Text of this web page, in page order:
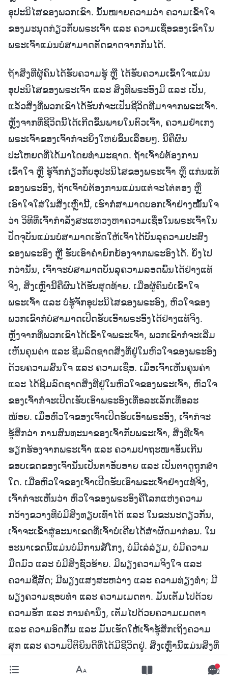
ອຸປະນິໄສຂອງພວກເຂົາ. ນັ້ນໝາຍຄວາມວ່າ ຄວາມເຂົ້າໃຈ
ຂອງມະນຸດກ່ຽວກັບພຣະເຈົ້າ ແລະ ຄວາມເຊື່ອຂອງເຂົາໃນ
ພຣະເຈົ້າແມ່ນບໍ່ສາມາດຕັດຂາດຈາກກັນໄດ້.
ຖ້າສິ່ງທີ່ຜູ້ຄົນໄດ້ຮັບຄວາມຮູ້ ຫຼື ໄດ້ຮັບຄວາມເຂົ້າໃຈແມ່ນ
ອຸປະນິໄສຂອງພຣະເຈົ້າ ແລະ ສິ່ງທີ່ພຣະອົງມີ ແລະ ເປັນ,
ແລ້ວສິ່ງທີ່ພວກເຂົາໄດ້ຮັບກໍຈະເປັນຊີວິດທີ່ມາຈາກພຣະເຈົ້າ.
ຫຼັງຈາກທີ່ຊີວິດນີ້ໄດ້ເກີດຂຶ້ນພາຍໃນຕົວເຈົ້າ, ຄວາມຢຳເກງ
ພຣະເຈົ້າຂອງເຈົ້າກໍຈະຍິ່ງໃຫຍ່ຂຶ້ນເລື້ອຍໆ. ນີ້ຄືຜົນ
ປະໂຫຍດທີ່ໄດ້ມາໂດຍທຳມະຊາດ. ຖ້າເຈົ້າບໍ່ຕ້ອງການ
ເຂົ້າໃຈ ຫຼື ຮູ້ຈັກກ່ຽວກັບອຸປະນິໄສຂອງພຣະເຈົ້າ ຫຼື ແກ່ນແທ້
ຂອງພຣະອົງ, ຖ້າເຈົ້າບໍ່ຕ້ອງການແມ່ນແຕ່ຈະໄຕ່ຕອງ ຫຼື
ເອົາໃຈໃສ່ໃນສິ່ງເຫຼົ່ານີ້, ເຮົາກໍສາມາດບອກເຈົ້າຢ່າງໝັ້ນໃຈ
ວ່າ ວິທີທີ່ເຈົ້າກຳລັງສະແຫວງຫາຄວາມເຊື່ອໃນພຣະເຈົ້າໃນ
ປັດຈຸບັນແມ່ນບໍ່ສາມາດເຮັດໃຫ້ເຈົ້າໄດ້ບັນລຸຄວາມປະສົງ
ຂອງພຣະອົງ ຫຼື ຮັບເອົາຄຳຍົກຍ້ອງຈາກພຣະອົງໄດ້. ຍິ່ງໄປ
ກວ່ານັ້ນ, ເຈົ້າຈະບໍ່ສາມາດບັນລຸຄວາມລອດພົ້ນໄດ້ຢ່າງແທ້
ຈິງ, ສິ່ງເຫຼົ່ານີ້ຄືຜົນໄດ້ຮັບສຸດທ້າຍ. ເມື່ອຜູ້ຄົນບໍ່ເຂົ້າໃຈ
ພຣະເຈົ້າ ແລະ ບໍ່ຮູ້ຈັກອຸປະນິໄສຂອງພຣະອົງ, ຫົວໃຈຂອງ
ພວກເຂົາກໍບໍ່ສາມາດເປີດຮັບເອົາພຣະອົງໄດ້ຢ່າງແທ້ຈິງ.
ຫຼັງຈາກທີ່ພວກເຂົາໄດ້ເຂົ້າໃຈພຣະເຈົ້າ, ພວກເຂົາກໍຈະເລີ່ມ
ເຫັນຄຸນຄ່າ ແລະ ຊີມລົດຊາດສິ່ງທີ່ຢູ່ໃນຫົວໃຈຂອງພຣະອົງ
ດ້ວຍຄວາມສົນໃຈ ແລະ ຄວາມເຊື່ອ. ເມື່ອເຈົ້າເຫັນຄຸນຄ່າ
ແລະ ໄດ້ຊີມລົດຊາດສິ່ງທີ່ຢູ່ໃນຫົວໃຈຂອງພຣະເຈົ້າ, ຫົວໃຈ
ຂອງເຈົ້າກໍຈະເປີດເຮັບເອົາພຣະອົງເທື່ອລະເລັກເທື່ອລະ
ໜ້ອຍ. ເມື່ອຫົວໃຈຂອງເຈົ້າເປີດຮັບເອົາພຣະອົງ, ເຈົ້າກໍຈະ
ຮູ້ສຶກວ່າ ການສົນທະນາຂອງເຈົ້າກັບພຣະເຈົ້າ, ສິ່ງທີ່ເຈົ້າ
ຮຽກຮ້ອງຈາກພຣະເຈົ້າ ແລະ ຄວາມປາຖະໜາອັນເກີນ
ຂອບເຂດຂອງເຈົ້ານັ້ນເປັນຕາອັບອາຍ ແລະ ເປັນຕາດູຖູກສໍ່າ
ໃດ. ເມື່ອຫົວໃຈຂອງເຈົ້າເປີດຮັບເອົາພຣະເຈົ້າຢ່າງແທ້ຈິງ,
ເຈົ້າກໍຈະເຫັນວ່າ ຫົວໃຈຂອງພຣະອົງຄືໂລກແຫ່ງຄວາມ
ກວ້າງຂວາງທີ່ບໍ່ມີສິ່ງທຽບເທົ່າໄດ້ ແລະ ໃນຂະນະດຽວກັນ,
ເຈົ້າຈະເຂົ້າສູ່ອະນາເຂດທີ່ເຈົ້າບໍ່ເຄີຍໄດ້ສໍາຜັດມາກ່ອນ. ໃນ
ອະນາເຂດນີ້ແມ່ນບໍ່ມີການສໍ້ໂກງ, ບໍ່ມີເລ່ລ່ຽມ, ບໍ່ມີຄວາມ
ມືດມົວ ແລະ ບໍ່ມີສິ່ງຊົ່ວຮ້າຍ. ມີພຽງຄວາມຈິງໃຈ ແລະ
ຄວາມຊື່ສັດ; ມີພຽງແສງສະຫວ່າງ ແລະ ຄວາມທ່ຽງທຳ; ມີ
ພຽງຄວາມຊອບທຳ ແລະ ຄວາມເມດຕາ. ມັນເຕັມໄປດ້ວຍ
ຄວາມຮັກ ແລະ ການຄໍານຶງ, ເຕັມໄປດ້ວຍຄວາມເມດຕາ
ແລະ ຄວາມອົດກັ້ນ ແລະ ມັນເຮັດໃຫ້ເຈົ້າຮູ້ສຶກເຖິງຄວາມ
ສຸກ ແລະ ຄວາມປິຕິຍິນດີທີ່ໄດ້ມີຊີວິດຢູ່. ສິ່ງເຫຼົ່ານີ້ແມ່ນສິ່ງທີ່
ເຈົ້າອອກໃຫ້ກັບພຣະອົງ. ໂລກທີ່ບໍ່ສິ້ນສຸດນີ້ແມ່ນເຕັມໄປດ້ວຍ